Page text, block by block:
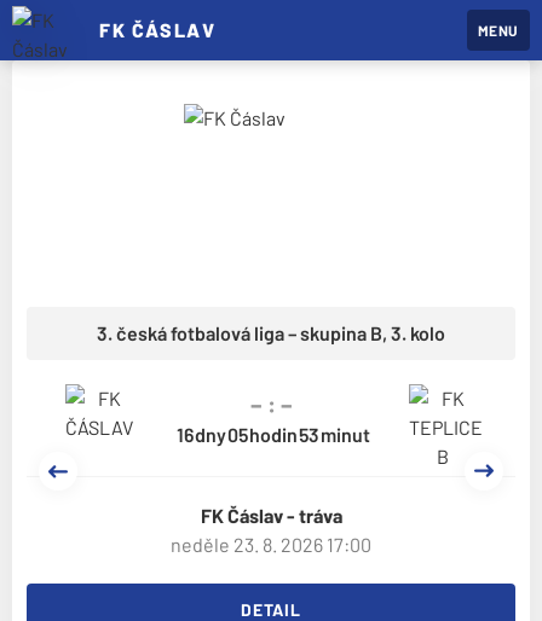
FK ČÁSLAV MENU
Klokanů,
středu
přivítá
Benešov
3. česká fotbalová liga – skupina B, 3. kolo
– : –
dny hodin minut
FK Čáslav - tráva
neděle 23. 8. 2026 17:00
DETAIL
Předchozí Další